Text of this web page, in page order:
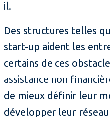
il.
Des structures telles
start-up aident les
certains de ces
assistance non
de mieux définir leur
développer leur